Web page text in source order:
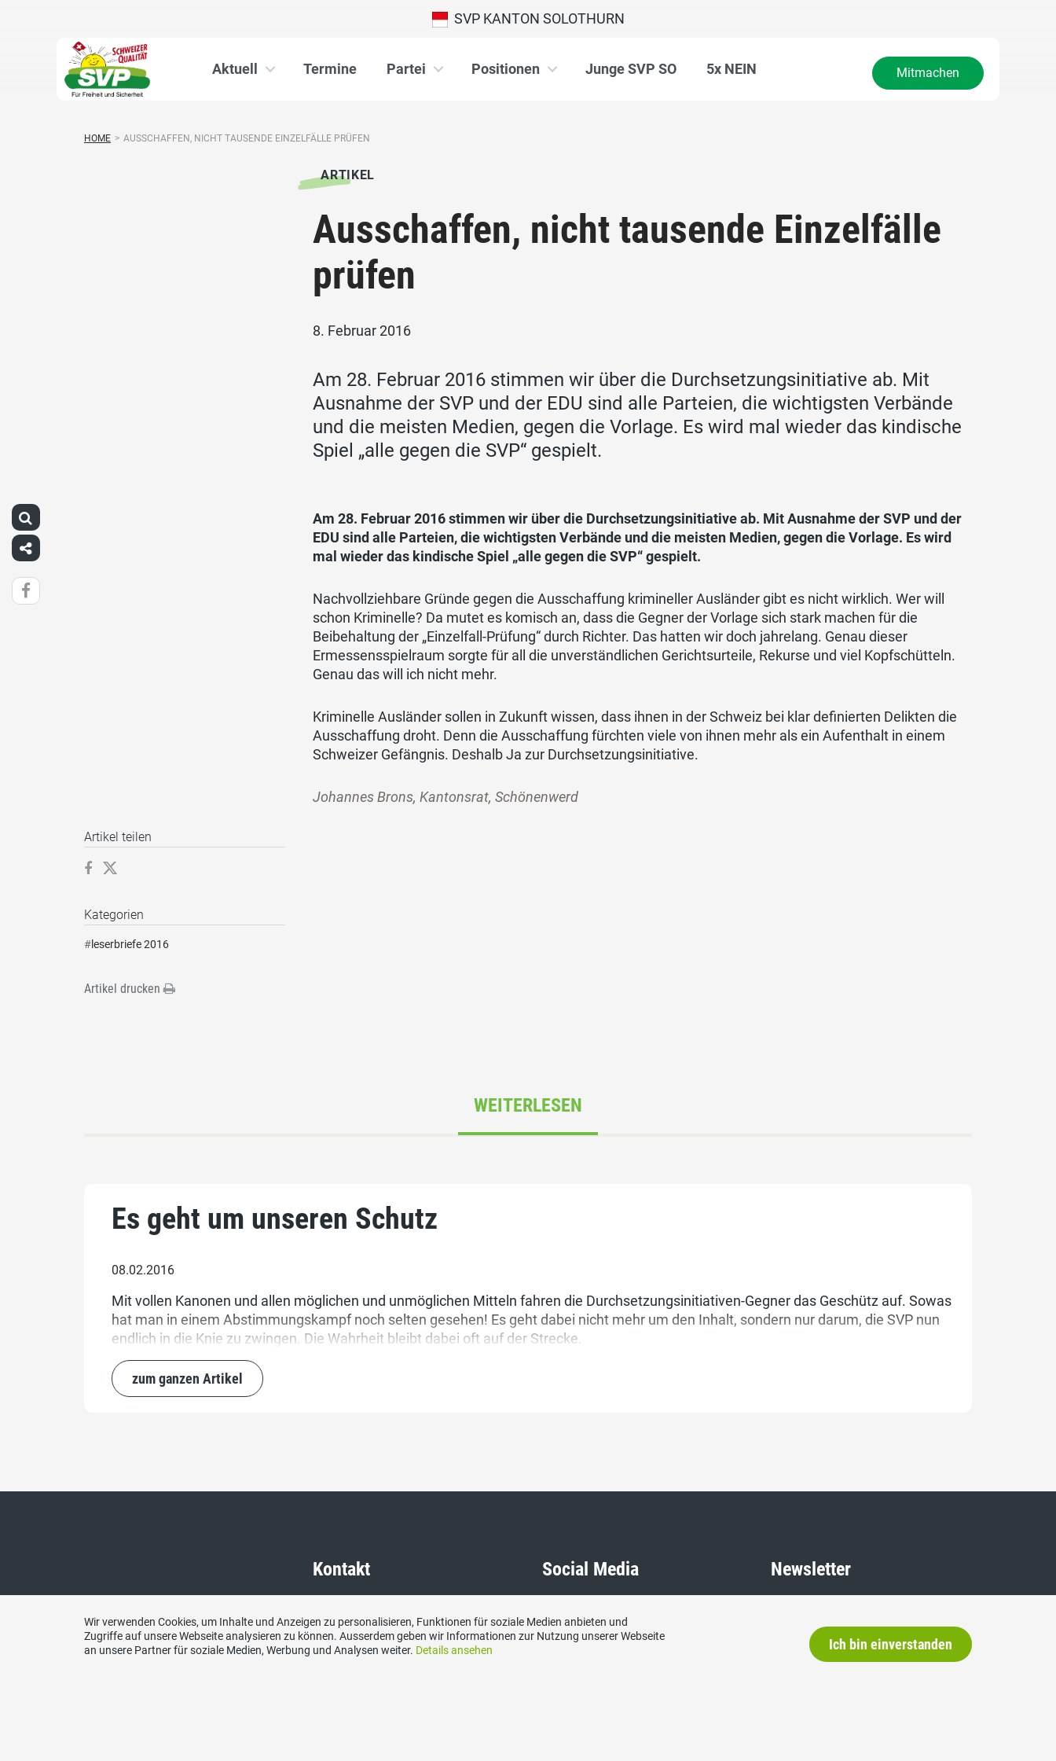
SVP KANTON SOLOTHURN
Aktuell Termine Partei Positionen Junge SVP SO 5x NEIN Mitmachen
HOME > AUSSCHAFFEN, NICHT TAUSENDE EINZELFÄLLE PRÜFEN
ARTIKEL
Ausschaffen, nicht tausende Einzelfälle
prüfen
8. Februar 2016
Am 28. Februar 2016 stimmen wir über die Durchsetzungsinitiative ab. Mit
Ausnahme der SVP und der EDU sind alle Parteien, die wichtigsten Verbände
und die meisten Medien, gegen die Vorlage. Es wird mal wieder das kindische
Spiel „alle gegen die SVP“ gespielt.
Am 28. Februar 2016 stimmen wir über die Durchsetzungsinitiative ab. Mit Ausnahme der SVP und der
EDU sind alle Parteien, die wichtigsten Verbände und die meisten Medien, gegen die Vorlage. Es wird
mal wieder das kindische Spiel „alle gegen die SVP“ gespielt.
Nachvollziehbare Gründe gegen die Ausschaffung krimineller Ausländer gibt es nicht wirklich. Wer will
schon Kriminelle? Da mutet es komisch an, dass die Gegner der Vorlage sich stark machen für die
Beibehaltung der „Einzelfall-Prüfung“ durch Richter. Das hatten wir doch jahrelang. Genau dieser
Ermessensspielraum sorgte für all die unverständlichen Gerichtsurteile, Rekurse und viel Kopfschütteln.
Genau das will ich nicht mehr.
Kriminelle Ausländer sollen in Zukunft wissen, dass ihnen in der Schweiz bei klar definierten Delikten die
Ausschaffung droht. Denn die Ausschaffung fürchten viele von ihnen mehr als ein Aufenthalt in einem
Schweizer Gefängnis. Deshalb Ja zur Durchsetzungsinitiative.
Johannes Brons, Kantonsrat, Schönenwerd
Artikel teilen
Kategorien
#leserbriefe 2016
Artikel drucken
WEITERLESEN
Es geht um unseren Schutz
08.02.2016
Mit vollen Kanonen und allen möglichen und unmöglichen Mitteln fahren die Durchsetzungsinitiativen-Gegner das Geschütz auf. Sowas
hat man in einem Abstimmungskampf noch selten gesehen! Es geht dabei nicht mehr um den Inhalt, sondern nur darum, die SVP nun
endlich in die Knie zu zwingen. Die Wahrheit bleibt dabei oft auf der Strecke.
zum ganzen Artikel
Kontakt
c/o Pascal Jacomet, Poststrasse
30, 4542 Luterbach (SO)
Social Media Newsletter
und unsere Arbeit informiert werden
wollen, abonnieren Sie hier unseren
Wir verwenden Cookies, um Inhalte und Anzeigen zu personalisieren, Funktionen für soziale Medien anbieten und
Zugriffe auf unsere Webseite analysieren zu können. Ausserdem geben wir Informationen zur Nutzung unserer Webseite
an unsere Partner für soziale Medien, Werbung und Analysen weiter. Details ansehen Ich bin einverstanden